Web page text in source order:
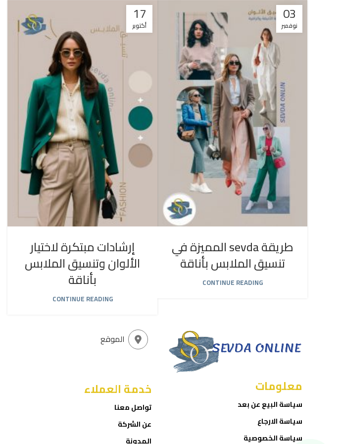
03
نوفمبر
طريقة sevda المميزة في
تنسيق الملابس بأناقة
CONTINUE READING
17
أكتوبر
إرشادات مبتكرة لاختيار
الألوان وتنسيق الملابس
بأناقة
CONTINUE READING
الموقع
خدمة العملاء
تواصل معنا
عن الشركة
المدونة
معلومات
سياسة البيع عن بعد
سياسة الارجاع
سياسة الخصوصية